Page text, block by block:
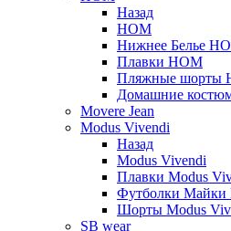
Назад
HOM
Нижнее Белье
Плавки HOM
Пляжные шорты
Домашние
Movere Jean
Modus Vivendi
Назад
Modus Vivendi
Плавки Modus
Футболки Майки
Шорты Modus
SB wear